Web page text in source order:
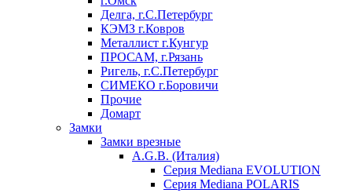
Делга, г.С.Петербург
КЭМЗ г.Ковров
Металлист г.Кунгур
ПРОСАМ, г.Рязань
Ригель, г.С.Петербург
СИМЕКО г.Боровичи
Прочие
Домарт
Замки
Замки врезные
A.G.B. (Италия)
Серия Mediana EVOLUTION
Серия Mediana POLARIS